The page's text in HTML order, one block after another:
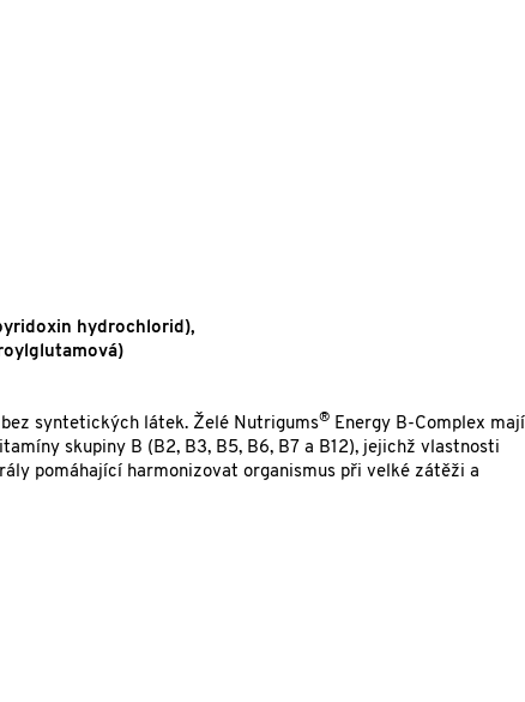
hydrochlorid),
syntetických látek. Želé Nutrigums® Energy B-Complex mají
skupiny B (B2, B3, B5, B6, B7 a B12), jejichž vlastnosti
pomáhající harmonizovat organismus při velké zátěži a